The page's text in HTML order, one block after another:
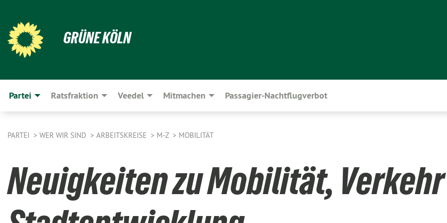
GRÜNE KÖLN
Partei Ratsfraktion Veedel Mitmachen Passagier-Nachtflugverbot
PARTEI WER WIR SIND ARBEITSKREISE M-Z MOBILITÄT
Neuigkeiten zu Mobilität,